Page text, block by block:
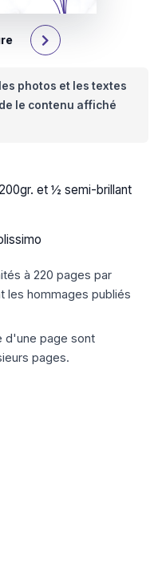
photos et les textes
le contenu affiché
et ½ semi-brillant
à 220 pages par
les hommages publiés
d'une page sont
pages.